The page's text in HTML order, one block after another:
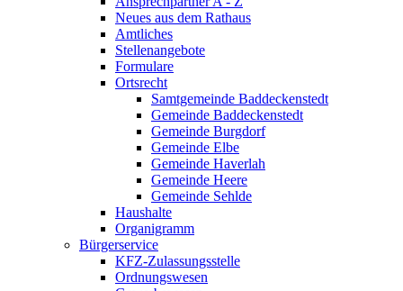
Neues aus dem Rathaus
Amtliches
Stellenangebote
Formulare
Ortsrecht
Samtgemeinde Baddeckenstedt
Gemeinde Baddeckenstedt
Gemeinde Burgdorf
Gemeinde Elbe
Gemeinde Haverlah
Gemeinde Heere
Gemeinde Sehlde
Haushalte
Organigramm
Bürgerservice
KFZ-Zulassungsstelle
Ordnungswesen